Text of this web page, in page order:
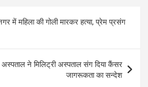
में महिला की गोली मारकर हत्या, प्रेम प्रसंग
ने मिलिट्री अस्पताल संग दिया कैंसर
जागरूकता का सन्देश